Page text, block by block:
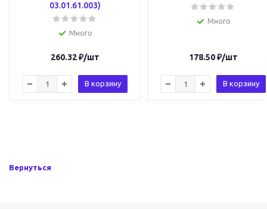
03.01.61.003)
Много
260.32₽/шт
В корзину
Много
178.50₽/шт
В корзину
Вернуться